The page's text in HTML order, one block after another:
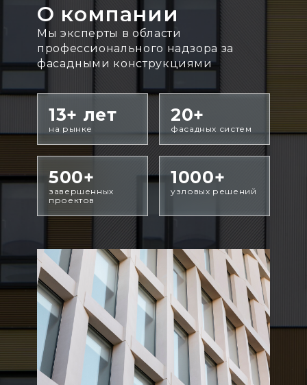
О компании
Мы эксперты в области
профессионального надзора за
фасадными конструкциями
13+ лет
на рынке
20+
фасадных систем
500+
завершенных
проектов
1000+
узловых решений